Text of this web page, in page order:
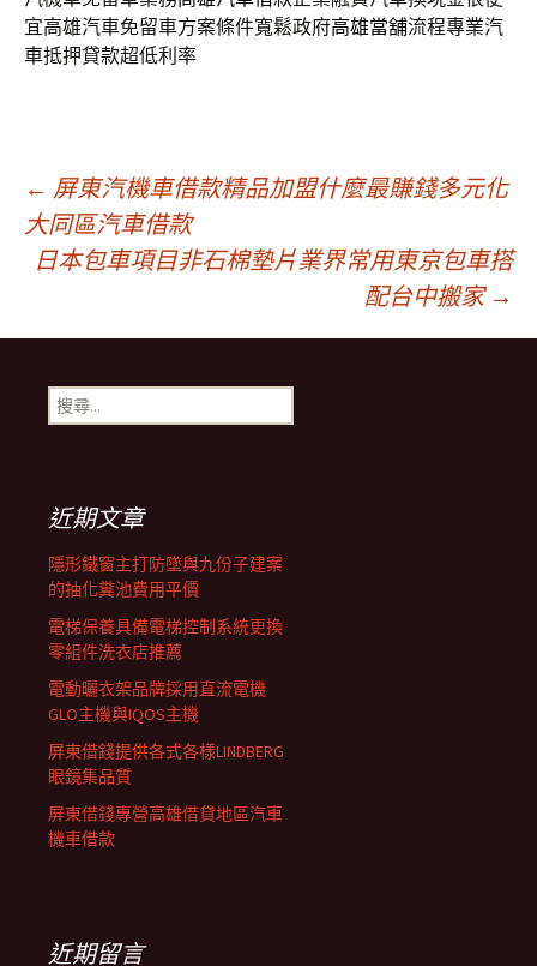
宜高雄汽車免留車方案條件寬鬆政府高雄當舖流程專業汽
車抵押貸款超低利率
文
章
導
覽
列
← 屏東汽機車借款精品加盟什麼最賺錢多元化
大同區汽車借款
日本包車項目非石棉墊片業界常用東京包車搭
配台中搬家 →
搜
尋
近期文章
隱形鐵窗主打防墜與九份子建案
的抽化糞池費用平價
電梯保養具備電梯控制系統更換
零組件洗衣店推薦
電動曬衣架品牌採用直流電機
GLO主機與IQOS主機
屏東借錢提供各式各樣LINDBERG
眼鏡集品質
屏東借錢專營高雄借貸地區汽車
機車借款
近期留言